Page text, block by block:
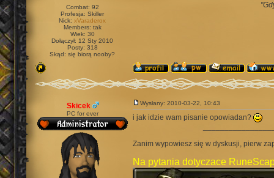
Combat: 92
Profesja: Skiller
Nick: xVaraderox
Members: tak
Wiek: 30
Dołączył: 12 Sty 2010
Posty: 318
Skąd: się biorą nooby?
Skicek
PC for ever
Wysłany: 2010-03-22, 10:43
i jak idzie wam pisanie opowiadan?
Zanim wypowiesz się w dyskusji, pierw
Na pytania dotyczace